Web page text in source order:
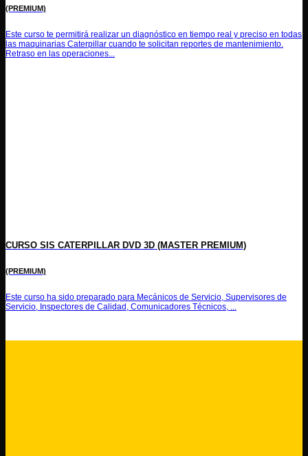
(PREMIUM)
Este curso te permitirá realizar un diagnóstico en tiempo real y preciso en todas
las maquinarias Caterpillar cuando te solicitan reportes de mantenimiento.
Retraso en las operaciones...
CURSO SIS CATERPILLAR DVD 3D (MASTER PREMIUM)
(PREMIUM)
Este curso ha sido preparado para Mecánicos de Servicio, Supervisores de
Servicio, Inspectores de Calidad, Comunicadores Técnicos, ...